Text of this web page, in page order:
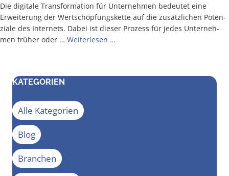
Die digi­ta­le Trans­for­ma­ti­on für Unter­neh­men bedeu­tet eine
Erwei­te­rung der Wert­schöp­fungs­ket­te auf die zusätz­li­chen Poten­
zia­le des Inter­nets. Dabei ist die­ser Pro­zess für jedes Unter­neh­
men frü­her oder … Wei­ter­le­sen …
KATEGORIEN
Alle Kategorien
Blog
Branchen